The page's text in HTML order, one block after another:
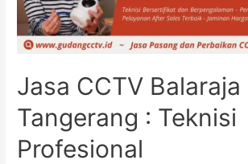
Jasa CCTV Balaraja
Tangerang : Teknisi
Profesional